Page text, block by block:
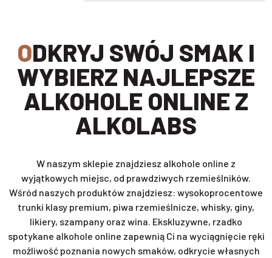
ODKRYJ SWÓJ SMAK I
WYBIERZ NAJLEPSZE
ALKOHOLE ONLINE Z
ALKOLABS
W naszym sklepie znajdziesz alkohole online z
wyjątkowych miejsc, od prawdziwych rzemieślników.
Wśród naszych produktów znajdziesz: wysokoprocentowe
trunki klasy premium, piwa rzemieślnicze, whisky, giny,
likiery, szampany oraz wina. Ekskluzywne, rzadko
spotykane alkohole online zapewnią Ci na wyciągnięcie ręki
możliwość poznania nowych smaków, odkrycie własnych